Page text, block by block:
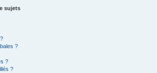
sujets
?
?
?